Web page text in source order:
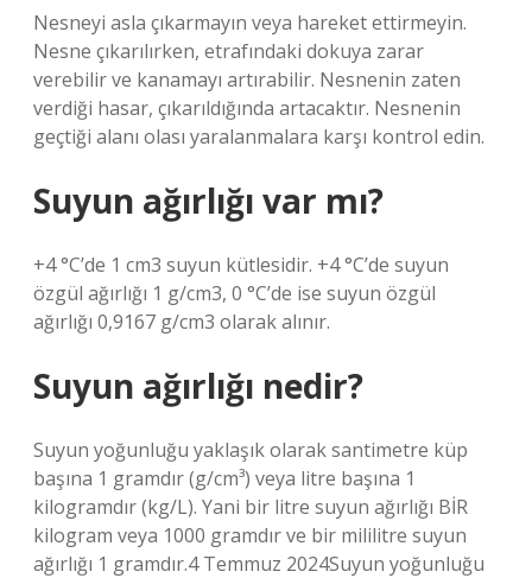
Nesneyi asla çıkarmayın veya hareket ettirmeyin.
Nesne çıkarılırken, etrafındaki dokuya zarar
verebilir ve kanamayı artırabilir. Nesnenin zaten
verdiği hasar, çıkarıldığında artacaktır. Nesnenin
geçtiği alanı olası yaralanmalara karşı kontrol edin.
Suyun ağırlığı var mı?
+4 °C’de 1 cm3 suyun kütlesidir. +4 °C’de suyun
özgül ağırlığı 1 g/cm3, 0 °C’de ise suyun özgül
ağırlığı 0,9167 g/cm3 olarak alınır.
Suyun ağırlığı nedir?
Suyun yoğunluğu yaklaşık olarak santimetre küp
başına 1 gramdır (g/cm³) veya litre başına 1
kilogramdır (kg/L). Yani bir litre suyun ağırlığı BİR
kilogram veya 1000 gramdır ve bir mililitre suyun
ağırlığı 1 gramdır.4 Temmuz 2024Suyun yoğunluğu